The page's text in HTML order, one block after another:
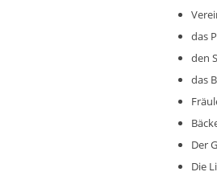
das
den
das
Der
Die